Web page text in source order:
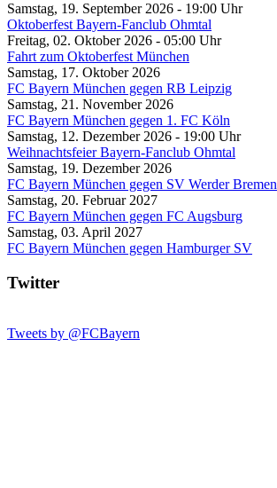
Samstag, 19. September 2026 - 19:00 Uhr
Oktoberfest Bayern-Fanclub Ohmtal
Freitag, 02. Oktober 2026 - 05:00 Uhr
Fahrt zum Oktoberfest München
Samstag, 17. Oktober 2026
FC Bayern München gegen RB Leipzig
Samstag, 21. November 2026
FC Bayern München gegen 1. FC Köln
Samstag, 12. Dezember 2026 - 19:00 Uhr
Weihnachtsfeier Bayern-Fanclub Ohmtal
Samstag, 19. Dezember 2026
FC Bayern München gegen SV Werder Bremen
Samstag, 20. Februar 2027
FC Bayern München gegen FC Augsburg
Samstag, 03. April 2027
FC Bayern München gegen Hamburger SV
Twitter
Tweets by @FCBayern